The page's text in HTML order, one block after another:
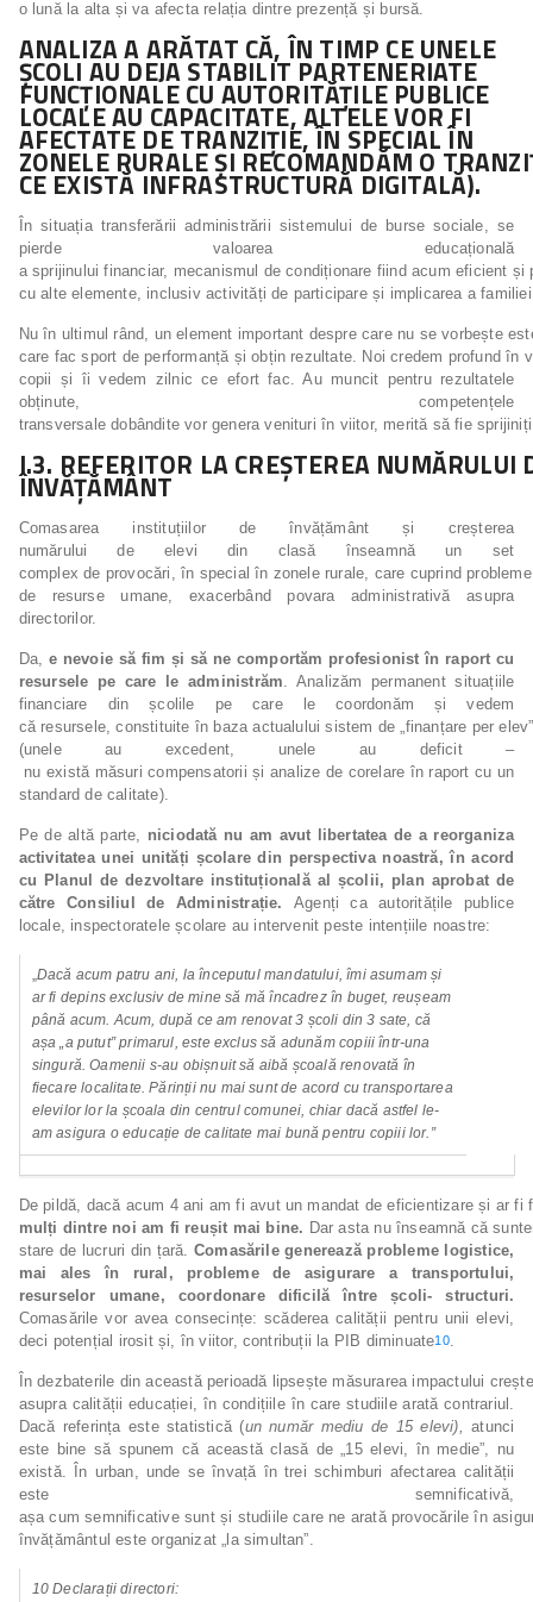
o lună la alta și va afecta relația dintre prezență și bursă.
ANALIZA A ARĂTAT CĂ,ÎN TIMP CE UNELE
ȘCOLI AU DEJA STABILIT PARTENERIATE
FUNCȚIONALE CU AUTORITĂȚILE PUBLICE
LOCALE AU CAPACITATE, ALTELE VOR FI
AFECTATE DE TRANZIȚIE, ÎN SPECIAL ÎN
ZONELE RURALEȘI RECOMANDĂM O
CE EXISTĂ INFRASTRUCTURĂ DIGITALĂ).
În situația transferării administrării sistemului de burse sociale, se
pierde valoarea educațională
a sprijinului financiar, mecanismul de condiționare fiind acum eficient
cu alte elemente, inclusiv activități de participare și implicarea a
Nu în ultimul rând, un element important despre care nu se vorbește
care fac sport de performanță și obțin rezultate. Noi credem profund în
copii și îi vedem zilnic ce efort fac. Au muncit pentru rezultatele
obținute, competențele
transversale dobândite vor genera venituri în viitor, merită să fie
I.3. REFERITOR LACREȘTEREA NUMĂRULUI
ÎNVĂȚĂMÂNT
Comasarea instituțiilor de învățământ și creșterea
numărului de elevi din clasă înseamnă un set
complex de provocări, în special în zonele rurale, care cuprind
de resurse umane, exacerbând povara administrativă asupra
directorilor.
Da, e nevoie să fim și să ne comportăm profesionist în raport cu
resursele pe care leadministrăm. Analizăm permanent situațiile
financiare din școlile pe care le coordonăm și vedem
că resursele, constituite în baza actualului sistem de „finanțare per
(unele au excedent, unele au deficit –
nu există măsuri compensatorii și analize de corelare în raport cu un
standard de calitate).
Pe de altă parte, niciodată nu am avut libertatea de a reorganiza
activitatea unei unități școlare din perspectiva noastră, în acord
cu Planul de dezvoltare instituțională al școlii, plan aprobat de
către Consiliul de Administrație. Agenți ca autoritățile publice
locale, inspectoratele școlare au intervenit peste intențiile noastre:
„Dacă acum patru ani, la începutul mandatului, îmi asumam și
ar fi depins exclusiv de mine să mă încadrez în buget, reușeam
până acum. Acum, după ce am renovat 3 școli din 3 sate, că
așa „a putut” primarul, este exclus să adunăm copiii într-una
singură. Oamenii s-au obișnuit să aibă școală renovată în
fiecare localitate. Părinții nu mai sunt de acord cu transportarea
elevilor lor la școala din centrul comunei, chiar dacă astfel le-
am asigura o educație de calitate mai bună pentru copiii lor.”
De pildă, dacă acum 4 ani am fi avut un mandat de eficientizare și ar fi
mulți dintre noi am fi reușit mai bine. Dar asta nu înseamnă că
stare de lucruri din țară. Comasările generează probleme logistice,
mai ales în rural, probleme de asigurare a transportului,
resurselor umane, coordonare dificilă între școli-structuri.
Comasările vor avea consecințe: scăderea calității pentru unii elevi,
deci potențial irosit și, în viitor, contribuții la PIB diminuate10.
În dezbaterile din această perioadă lipsește măsurarea impactului
asupra calității educației, în condițiile în care studiile arată contrariul.
Dacă referința este statistică (un număr mediu de 15 elevi),atunci
este bine să spunem că această clasă de „15 elevi, în medie”, nu
există. În urban, unde se învață în trei schimburi afectarea calității
este semnificativă,
așa cum semnificative sunt și studiile care ne arată provocările în
învățământul este organizat „la simultan”.
10 Declarații directori: